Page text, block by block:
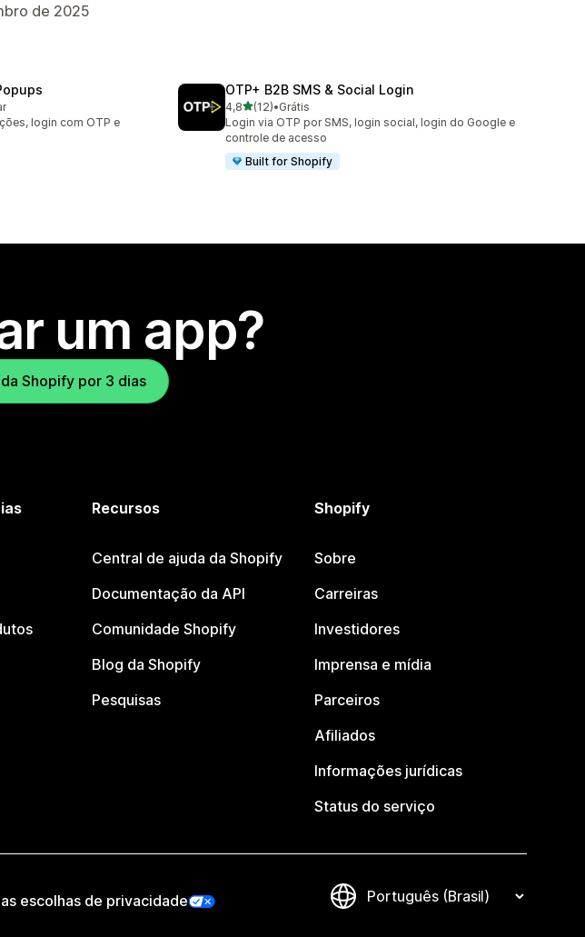
de 2025
login com OTP e
OTP+ B2B SMS & Social Login
4,8de 5 estrelas
(12)
12 avaliações ao todo
•Grátis
Login via OTP por SMS, login social, login do Google e
controle de acesso
Built for Shopify
um app?
Shopify por 3 dias
Recursos
Central de ajuda da Shopify
Documentação da API
Comunidade Shopify
Blog da Shopify
Pesquisas
Shopify
Sobre
Carreiras
Investidores
Imprensa e mídia
Parceiros
Afiliados
Informações jurídicas
Status do serviço
escolhas de privacidade